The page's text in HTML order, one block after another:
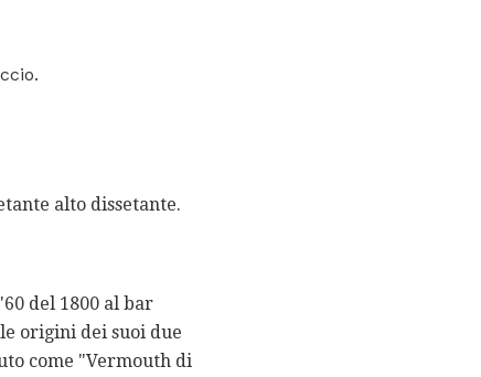
alto dissetante.
del 1800 al bar
origini dei suoi due
come "Vermouth di